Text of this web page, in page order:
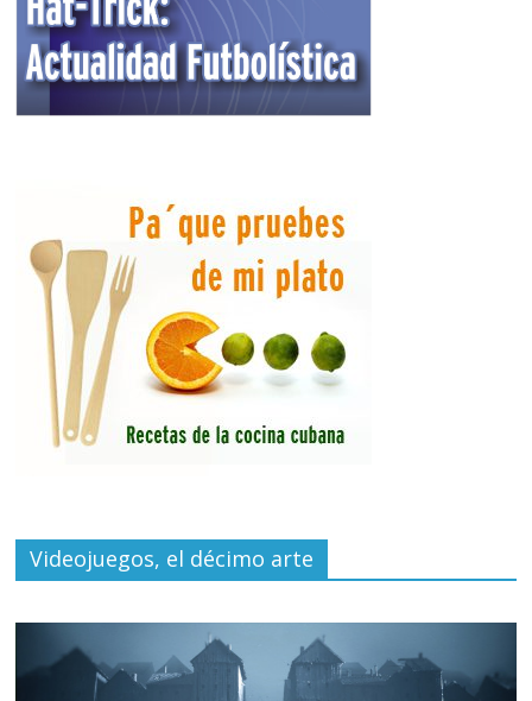
Videojuegos, el décimo arte